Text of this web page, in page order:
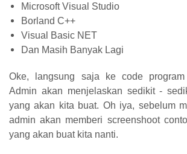
Microsoft Visual Studio
Borland C++
Visual Basic NET
Dan Masih Banyak Lagi
Oke, langsung saja ke code
Admin akan menjelaskan sedikit -
yang akan kita buat. Oh iya, sebelum
admin akan memberi screenshoot
yang akan buat kita nanti.